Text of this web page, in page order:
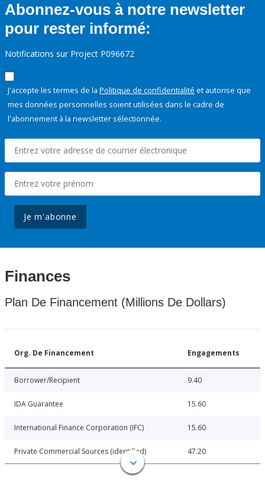
Abonnez-vous à notre newsletter
pour rester informé:
Notifications sur Project P096672
J'accepte les termes de la Politique de confidentialité et autorise que
mes données personnelles soient utilisées dans le cadre de
l'abonnement à la newsletter sélectionnée.
Je m'abonne
Finances
Plan De Financement (Millions De Dollars)
Org. De Financement Engagements
Borrower/Recipient 9.40
IDA Guarantee 15.60
International Finance Corporation (IFC) 15.60
Private Commercial Sources (identified) 47.20